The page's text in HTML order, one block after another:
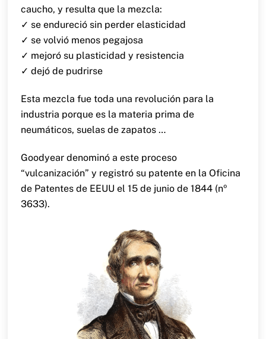
caucho, y resulta que la mezcla:
✓ se endureció sin perder elasticidad
✓ se volvió menos pegajosa
✓ mejoró su plasticidad y resistencia
✓ dejó de pudrirse
Esta mezcla fue toda una revolución para la
industria porque es la materia prima de
neumáticos, suelas de zapatos …
Goodyear denominó a este proceso
“vulcanización” y registró su patente en la Oficina
de Patentes de EEUU el 15 de junio de 1844 (nº
3633).